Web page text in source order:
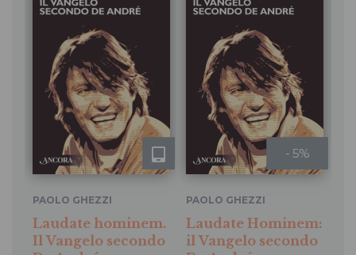
PAOLO GHEZZI
Laudate hominem.
Il Vangelo secondo
- 5%
PAOLO GHEZZI
Laudate Hominem:
il Vangelo secondo